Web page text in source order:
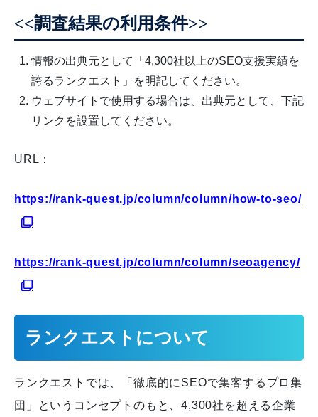
<<調査結果の利用条件>>
情報の出典元として「4,300社以上のSEO支援実績を
誇るランクエスト」を明記してください。
ウェブサイトで使用する場合は、出典元として、下記
リンクを設置してください。
URL：
https://rank-quest.jp/column/column/how-to-seo/
https://rank-quest.jp/column/column/seoagency/
ランクエストについて
ランクエストでは、「徹底的にSEOで集客するプロ集
団」というコンセプトのもと、4,300社を超える企業